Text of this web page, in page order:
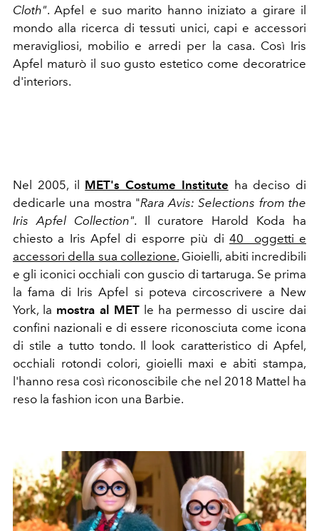
Cloth".Apfel e suo marito hanno iniziato a girare il
mondo alla ricerca di tessuti unici, capi e accessori
meravigliosi, mobilio e arredi per la casa. Così Iris
Apfel maturò il suo gusto estetico come decoratrice
d'interiors.
Nel 2005, il MET's Costume Institute ha deciso di
dedicarle una mostra "Rara Avis: Selections from the
Iris Apfel Collection". Il curatore Harold Koda
ha
chiesto a Iris Apfel di esporre più di 40 oggetti e
accessori della sua collezione. Gioielli, abiti incredibili
e gli iconici occhiali con guscio di tartaruga. Se prima
la fama di Iris Apfel si poteva circoscrivere a New
York, l a mostra al METle ha permesso di uscire dai
confini nazionali e di essere riconosciuta come icona
di stile a tutto tondo. Il look caratteristico di Apfel,
occhiali rotondi colori, gioielli maxi e abiti stampa,
l'hanno resa così riconoscibile che nel 2018 Mattel ha
reso la fashion icon una Barbie.